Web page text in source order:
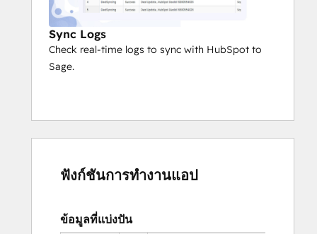
Sync Logs
Check real-time logs to sync with HubSpot to
Sage.
ฟังก์ชันการทำงานแอป
ข้อมูลที่แบ่งปัน